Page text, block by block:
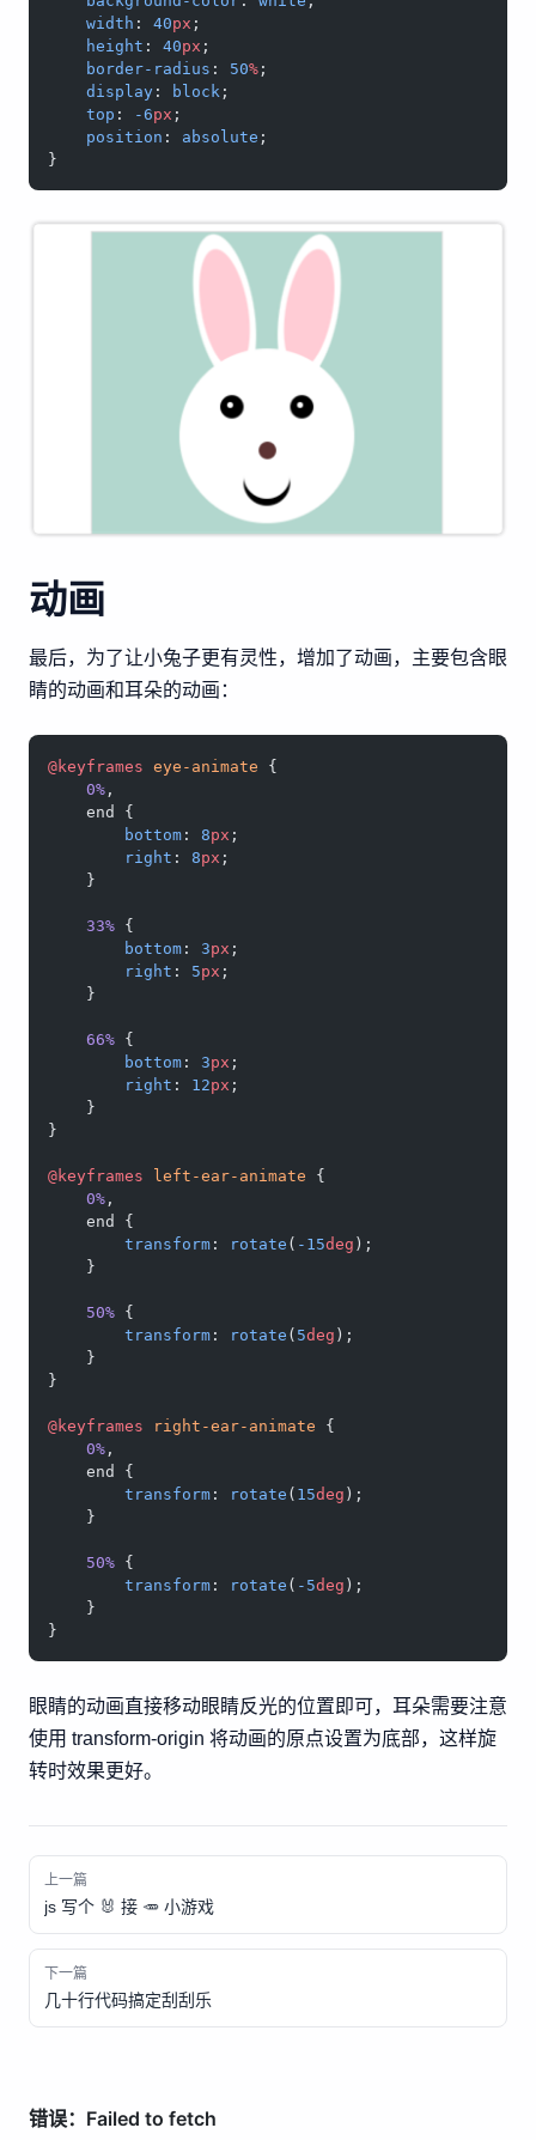
    width
: 40px ;
    height
: 40px ;
    border-radius
: 50% ;
    display
: block ;
    top
: -6px ;
    position
: absolute ;
}
动画
最后，为了让小兔子更有灵性，增加了动画，主要包含眼
睛的动画和耳朵的动画：
@keyframes eye-animate {
    0%
,
    end {
        bottom
: 8px ;
        right
: 8px ;
    }
    33%
{
        bottom
: 3px ;
        right
: 5px ;
    }
    66%
{
        bottom
: 3px ;
        right
: 12px ;
    }
}
@keyframes left-ear-animate {
    0%
,
    end {
        transform
: rotate ( -15deg );
    }
    50%
{
        transform
: rotate ( 5deg );
    }
}
@keyframes right-ear-animate {
    0%
,
    end {
        transform
: rotate ( 15deg );
    }
    50%
{
        transform
: rotate ( -5deg );
    }
}
眼睛的动画直接移动眼睛反光的位置即可，耳朵需要注意
使用 transform-origin 将动画的原点设置为底部，这样旋
转时效果更好。
上一篇
js 写个 🐰 接 🥕 小游戏
下一篇
几十行代码搞定刮刮乐